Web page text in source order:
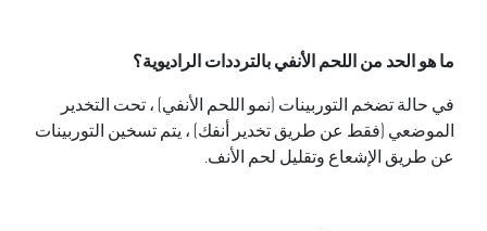
ما هو الحد من اللحم الأنفي بالترددات الراديوية؟
في حالة تضخم التوربينات (نمو اللحم الأنفي) ، تحت التخدير
الموضعي (فقط عن طريق تخدير أنفك) ، يتم تسخين التوربينات
عن طريق الإشعاع وتقليل لحم الأنف.